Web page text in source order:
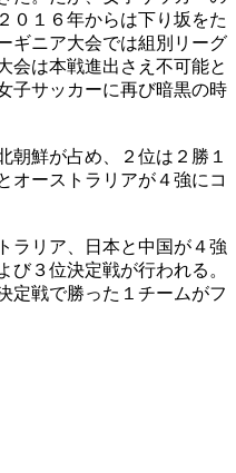
０１６年からは下り坂をた
ギニア大会では組別リーグ
会は本戦進出さえ不可能と
子サッカーに再び暗黒の時
朝鮮が占め、２位は２勝１
オーストラリアが４強にコ
ラリア、日本と中国が４強
び３位決定戦が行われる。
定戦で勝った１チームがフ